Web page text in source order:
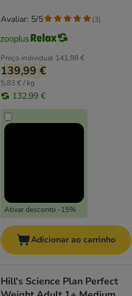
Preço individual 141,98 €
139,99 €
5,83 € / kg
132,99 €
Ativar desconto -15%
Avaliar: 5/5 (3)
Adicionar ao carrinho
Hill's Science Plan Perfect